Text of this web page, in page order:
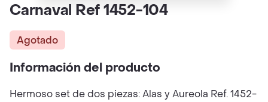
Carnaval Ref 1452-104
Agotado
Información del producto
Hermoso set de dos piezas: Alas y Aureola Ref. 1452-